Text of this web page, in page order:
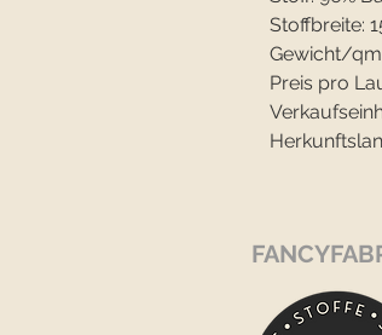
Stoffbreite:
Gewicht/
Preis pro